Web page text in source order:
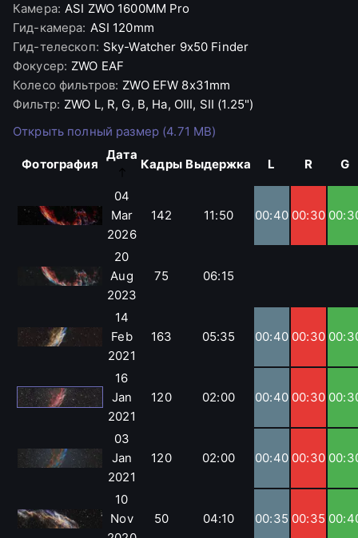
Камера: ASI ZWO 1600MM Pro
Гид-камера: ASI 120mm
Гид-телескоп: Sky-Watcher 9x50 Finder
Фокусер: ZWO EAF
Колесо фильтров: ZWO EFW 8x31mm
Фильтр: ZWO L, R, G, B, Ha, OIII, SII (1.25")
Открыть полный размер (4.71 MB)
Фотография
Дата
Кадры Выдержка L R G
04
Mar
2026
142 11:50 00:40 00:30
20
Aug
2023
75 06:15
14
Feb
2021
163 05:35 00:40 00:30
16
Jan
2021
120 02:00 00:40 00:30
03
Jan
2021
120 02:00 00:40 00:30
10
Nov
50 04:10 00:35 00:35